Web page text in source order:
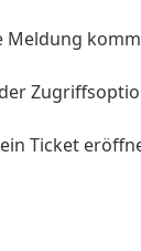
Meldung
Ticket